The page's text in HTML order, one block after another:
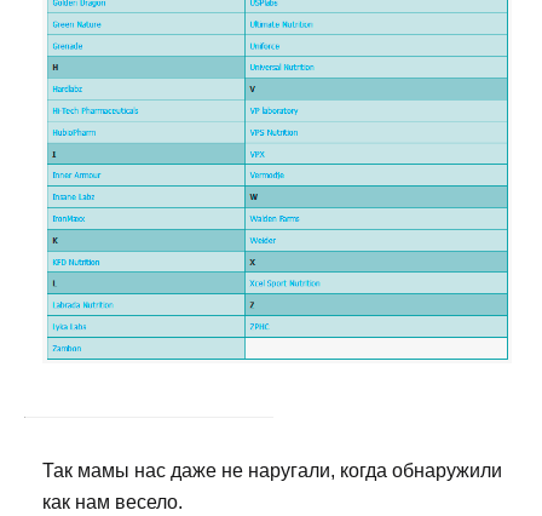
Так мамы нас даже не наругали, когда обнаружили
как нам весело.